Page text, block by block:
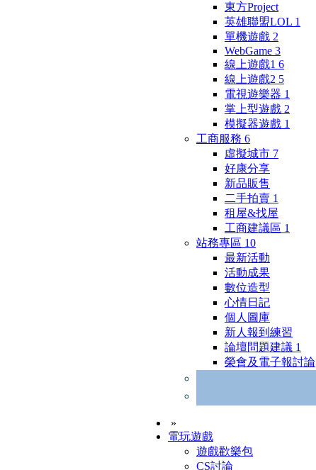
東方Project
英雄聯盟LOL 1
單機遊戲 2
WebGame 3
線上遊戲1 6
線上遊戲2 5
電視遊樂器 1
掌上型遊戲 2
模擬器遊戲 1
工商服務 6
虛擬城市 7
好康分享
新品販售
二手拍賣 1
租屋&找屋
工商建議區 1
站務專區 10
最新活動
活動成果
數位造型
心情日記
個人圖庫
新人報到練習
論壇問題建議 1
榮會及電子報討論
»
電玩遊戲
遊戲歡樂包
CS討論